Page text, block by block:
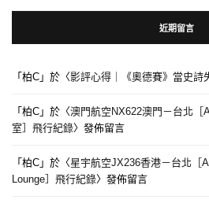
近期留言
「 柏C 」於〈影評心得｜《奧德賽》當史詩
「 柏C 」於〈澳門航空NX622澳門－台北［
室］飛行紀錄〉發佈留言
「 柏C 」於〈星宇航空JX236香港－台北［
Lounge］飛行紀錄〉發佈留言